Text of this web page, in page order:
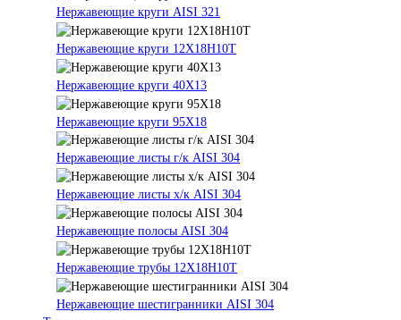
Нержавеющие круги AISI 321
Нержавеющие круги 12Х18Н10Т
Нержавеющие круги 40Х13
Нержавеющие круги 95Х18
Нержавеющие листы г/к AISI 304
Нержавеющие листы х/к AISI 304
Нержавеющие полосы AISI 304
Нержавеющие трубы 12Х18Н10Т
Нержавеющие шестигранники AISI 304